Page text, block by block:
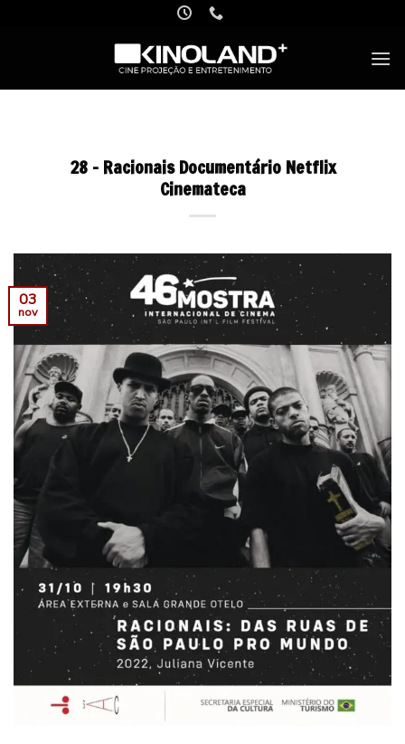
28 – Racionais Documentário Netflix
Cinemateca
03
nov